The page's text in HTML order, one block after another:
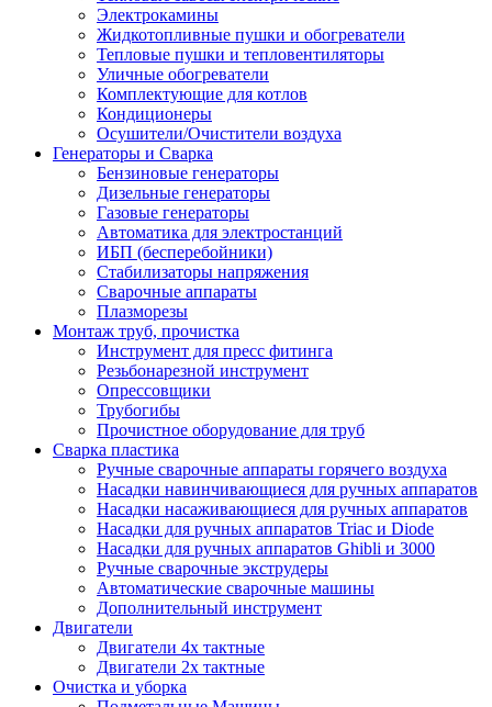
Электрокамины
Жидкотопливные пушки и обогреватели
Тепловые пушки и тепловентиляторы
Уличные обогреватели
Комплектующие для котлов
Кондиционеры
Осушители/Очистители воздуха
Генераторы и Сварка
Бензиновые генераторы
Дизельные генераторы
Газовые генераторы
Автоматика для электростанций
ИБП (бесперебойники)
Стабилизаторы напряжения
Сварочные аппараты
Плазморезы
Монтаж труб, прочистка
Инструмент для пресс фитинга
Резьбонарезной инструмент
Опрессовщики
Трубогибы
Прочистное оборудование для труб
Сварка пластика
Ручные сварочные аппараты горячего воздуха
Насадки навинчивающиеся для ручных аппаратов
Насадки насаживающиеся для ручных аппаратов
Насадки для ручных аппаратов Triac и Diode
Насадки для ручных аппаратов Ghibli и 3000
Ручные сварочные экструдеры
Автоматические сварочные машины
Дополнительный инструмент
Двигатели
Двигатели 4х тактные
Двигатели 2х тактные
Очистка и уборка